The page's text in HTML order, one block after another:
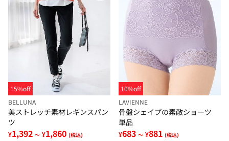
15%off
BELLUNA
美ストレッチ素材レギンスパン
ツ
¥1,392 ～ ¥1,860 (税込)
10%off
LAVIENNE
骨盤シェイプの素敵ショーツ
単品
¥683 ～ ¥881 (税込)